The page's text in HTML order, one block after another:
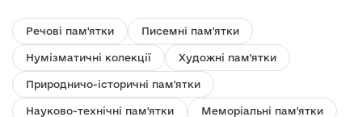
Речові пам'ятки Писемні пам'ятки
Нумізматичні колекції Художні пам'ятки
Природничо-історичні пам'ятки
Науково-технічні пам'ятки Меморіальні пам'ятки